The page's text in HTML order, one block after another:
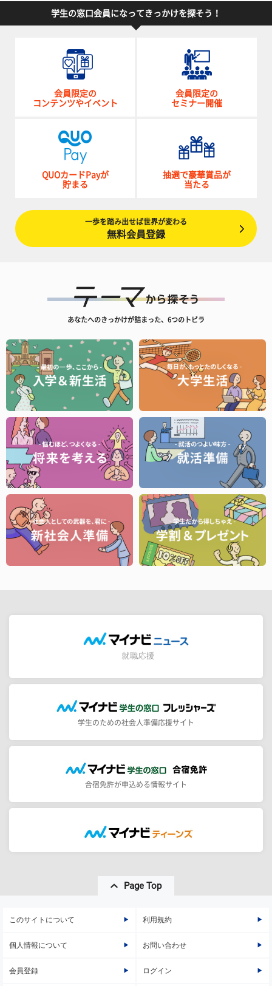
学生の窓口会員になってきっかけを探そう！
会員限定の
コンテンツやイベント
会員限定の
セミナー開催
QUOカードPayが
貯まる
抽選で豪華賞品が
当たる
一歩を踏み出せば世界が変わる
無料会員登録
あなたへのきっかけが詰まった、6つのトビラ
学生のための社会人準備応援サイト
合宿免許が申込める情報サイト
Page Top
このサイトについて 利用規約
個人情報について お問い合わせ
会員登録 ログイン